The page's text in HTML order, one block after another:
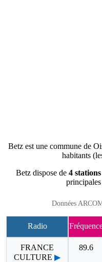
Betz est une commune de
habitants
Betz dispose de 4
Données
Radio
FRANCE
CULTURE ▶
89.6